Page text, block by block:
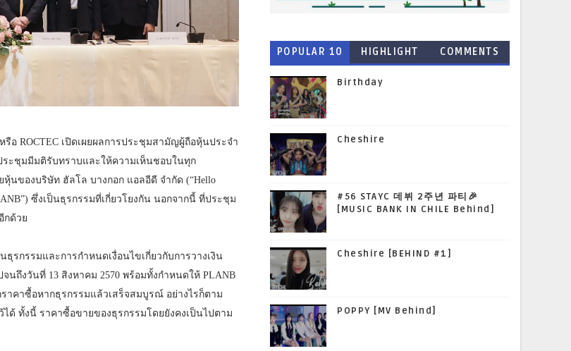
อ ROCTEC เปิดเผยผลการประชุมสามัญผู้ถือหุ้นประจำ
ระชุมมีมติรับทราบและให้ความเห็นชอบในทุก
นของบริษัท ฮัลโล บางกอก แอลอีดี จำกัด (“Hello
ซึ่งเป็นธุรกรรมที่เกี่ยวโยงกัน นอกจากนี้ ที่ประชุม
กด้วย
รกรรมและการกำหนดเงื่อนไขเกี่ยวกับการวางเงิน
นถึงวันที่ 13 สิงหาคม 2570 พร้อมทั้งกำหนดให้ PLANB
าคาซื้อหากธุรกรรมแล้วเสร็จสมบูรณ์ อย่างไรก็ตาม
ด้ ทั้งนี้ ราคาซื้อขายของธุรกรรมโดยยังคงเป็นไปตาม
POPULAR 10
HIGHLIGHT
COMMENTS
Birthday
Cheshire
#56 STAYC 데뷔 2주년 파티🎉
[MUSIC BANK IN CHILE Behind]
Cheshire [BEHIND #1]
POPPY [MV Behind]